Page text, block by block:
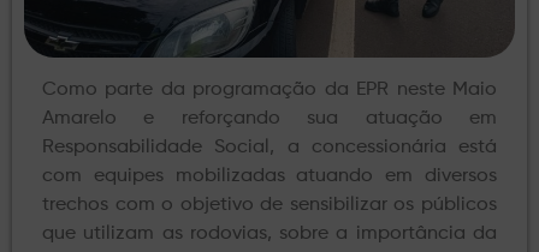
Como parte da programação da EPR neste Maio
Amarelo e reforçando sua atuação em
Responsabilidade Social, a concessionária está
com equipes mobilizadas atuando em diversos
trechos com o objetivo de sensibilizar os públicos
que utilizam as rodovias, sobre a importância da